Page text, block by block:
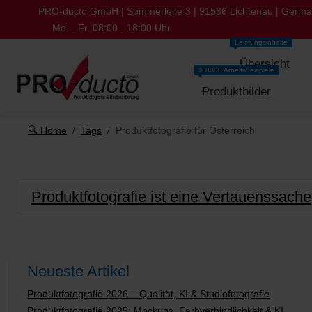
PRO-ducto GmbH | Sommerleite 3 | 91586 Lichtenau |
Mo. - Fr. 08:00 - 18:00 Uhr
Übersicht
Leistungsinhalte
Produktbilder
> 8000 Arbeitsbeispiele
🔍 Home Tags Produktfotografie für Österreich
Produktfotografie ist eine Vertauenssache
Neueste Artikel
Produktfotografie 2026 – Qualität, KI & Studiofotografie